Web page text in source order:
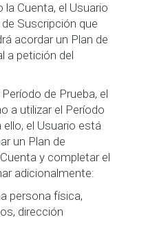
la Cuenta, el Usuario
Suscripción que
acordar un Plan de
a petición del
de Prueba, el
a utilizar el Período
el Usuario está
un Plan de
y completar el
adicionalmente:
persona física,
dirección